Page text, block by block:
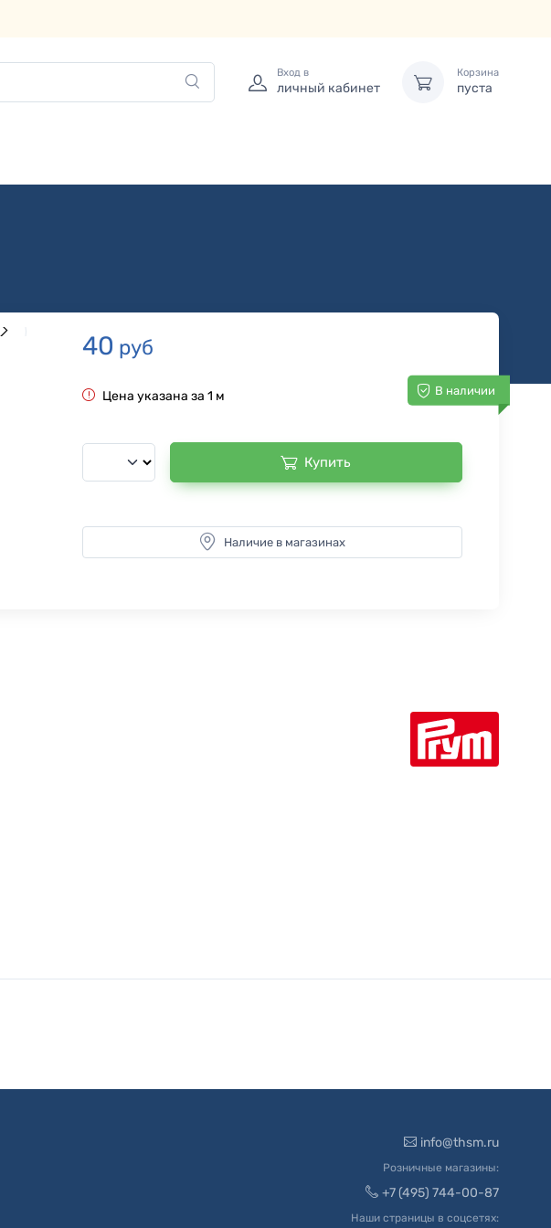
Вход в
личный кабинет
Корзина
пуста
40 руб
В наличии
Цена указана за 1 м
Купить
Наличие в магазинах
info@thsm.ru
Розничные магазины:
+7 (495) 744-00-87
Наши страницы в соцсетях: